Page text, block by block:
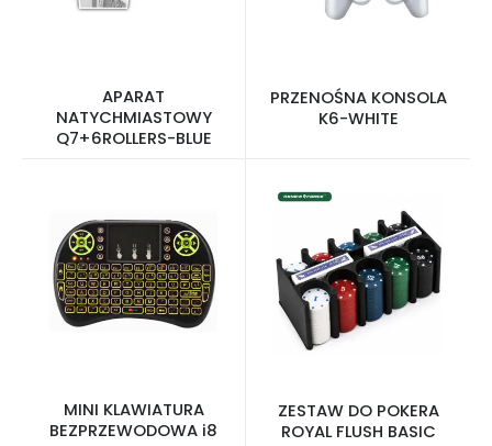
APARAT
NATYCHMIASTOWY
Q7+6ROLLERS-BLUE
PRZENOŚNA KONSOLA
K6-WHITE
MINI KLAWIATURA
BEZPRZEWODOWA i8
ZESTAW DO POKERA
ROYAL FLUSH BASIC